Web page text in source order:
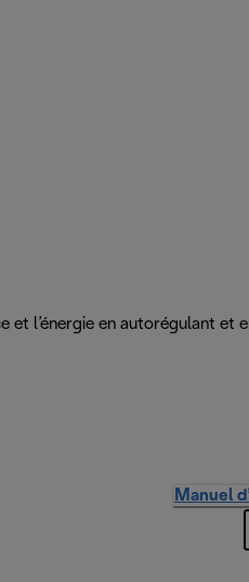
et l’énergie en autorégulant
Manuel